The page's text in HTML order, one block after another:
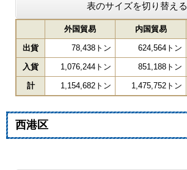
表のサイズを切り替える
外国貿易 内国貿易
出貨 78,438トン 624,564トン
入貨 1,076,244トン 851,188トン
計 1,154,682トン 1,475,752トン
西港区